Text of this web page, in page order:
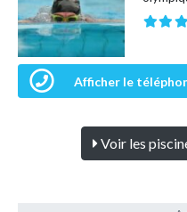
Afficher le
Voir les